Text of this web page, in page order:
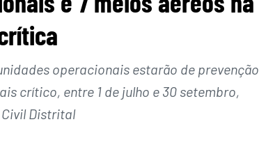
operacionais estarão de prevenção
crítico, entre 1 de julho e 30 setembro,
Distrital